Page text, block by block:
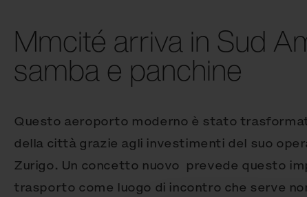
Mmcité arriva in Sud
samba e panchine
Questo aeroporto moderno è stato
della città grazie agli investimenti del suo
Zurigo. Un concetto nuovo prevede questo
trasporto come luogo di incontro che serve